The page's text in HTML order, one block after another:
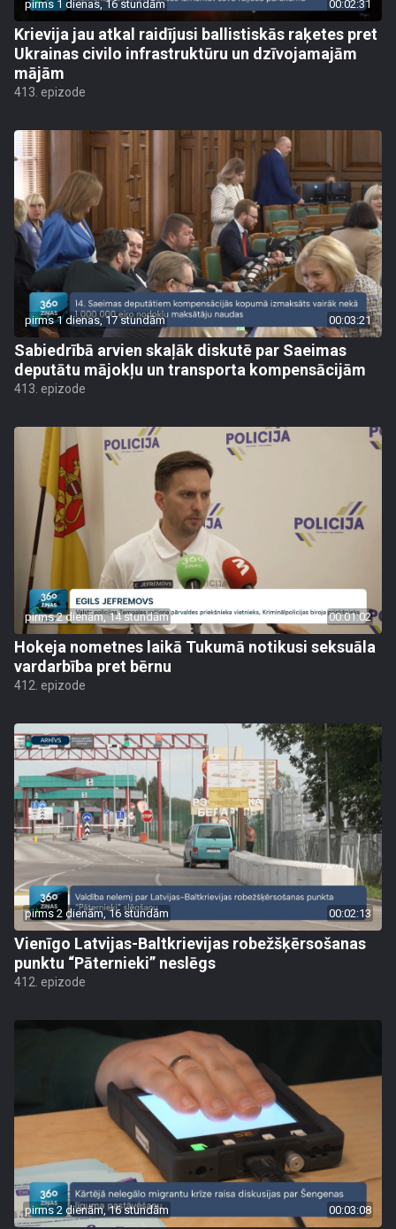
pirms 1 dienas, 16 stundām 00:02:31
Krievija jau atkal raidījusi ballistiskās raķetes pret
Ukrainas civilo infrastruktūru un dzīvojamajām
mājām
413. epizode
pirms 1 dienas, 17 stundām 00:03:21
Sabiedrībā arvien skaļāk diskutē par Saeimas
deputātu mājokļu un transporta kompensācijām
413. epizode
pirms 2 dienām, 14 stundām 00:01:02
Hokeja nometnes laikā Tukumā notikusi seksuāla
vardarbība pret bērnu
412. epizode
pirms 2 dienām, 16 stundām 00:02:13
Vienīgo Latvijas-Baltkrievijas robežšķērsošanas
punktu “Pāternieki” neslēgs
412. epizode
pirms 2 dienām, 16 stundām 00:03:08